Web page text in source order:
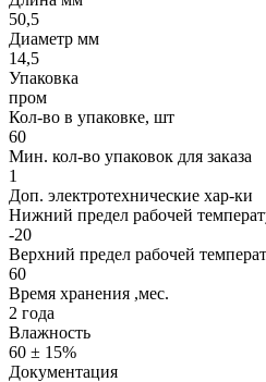
50,5
Диаметр мм
14,5
Упаковка
пром
Кол-во в упаковке, шт
60
Мин. кол-во упаковок для заказа
1
Доп. электротехнические хар-ки
Нижний предел рабочей
-20
Верхний предел рабочей
60
Время хранения ,мес.
2 года
Влажность
60 ± 15%
Документация